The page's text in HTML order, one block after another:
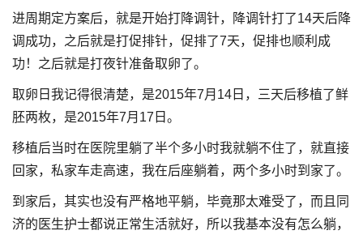
进周期定方案后，就是开始打降调针，降调针打了14天后降
调成功，之后就是打促排针，促排了7天，促排也顺利成
功！之后就是打夜针准备取卵了。
取卵日我记得很清楚，是2015年7月14日，三天后移植了鲜
胚两枚，是2015年7月17日。
移植后当时在医院里躺了半个多小时我就躺不住了，就直接
回家，私家车走高速，我在后座躺着，两个多小时到家了。
到家后，其实也没有严格地平躺，毕竟那太难受了，而且同
济的医生护士都说正常生活就好，所以我基本没有怎么躺，